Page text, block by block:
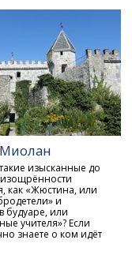
изысканные до
как «Жюстина, или
и
будуаре, или
учителя»? Если
знаете о ком идёт